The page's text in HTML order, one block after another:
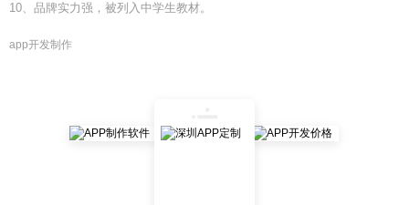
10、品牌实力强，被列入中学生教材。
app开发制作